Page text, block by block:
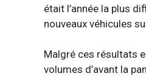
était l’année la plus
nouveaux véhicules
Malgré ces résultats
volumes d’avant la